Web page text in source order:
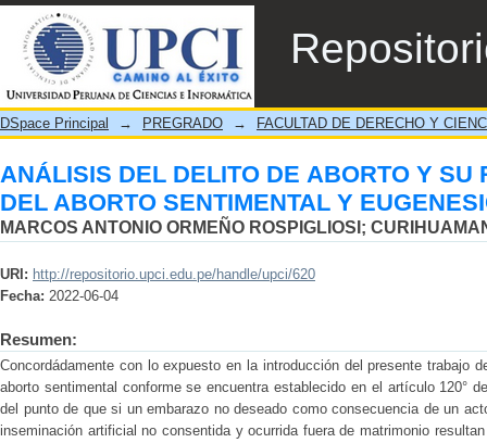
ANÁLISIS DEL DELITO DE
SENTIMENTAL Y EUGENESICO
DSpace Principal → PREGRADO → FACULTAD DE DERECHO Y
ANÁLISIS DEL DELITO DE ABORTO Y SU
DEL ABORTO SENTIMENTAL Y
MARCOS ANTONIO ORMEÑO ROSPIGLIOSI ;
URI: http://repositorio.upci.edu.pe/handle/upci/620
Fecha: 2022-06-04
Resumen:
Concordádamente con lo expuesto en la introducción del presente trabajo
aborto sentimental conforme se encuentra establecido en el artículo 120°
del punto de que si un embarazo no deseado como consecuencia de un
inseminación artificial no consentida y ocurrida fuera de matrimonio